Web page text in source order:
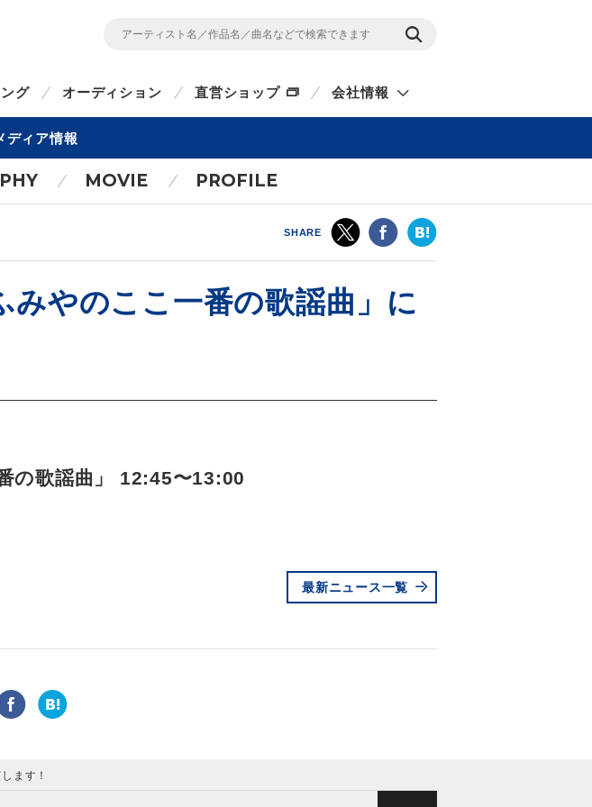
グ オーディション 直営ショップ 会社情報
ディア情報
MOVIE PROFILE
SHARE
やのここ一番の歌謡曲」に
の歌謡曲」 12:45〜13:00
最新ニュース一覧
ます！